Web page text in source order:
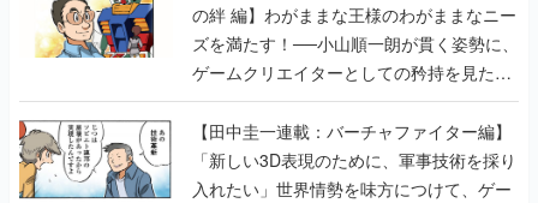
の絆 編】わがままな王様のわがままなニー
ズを満たす！──小山順一朗が貫く姿勢に、
ゲームクリエイターとしての矜持を見た
【若ゲのいたり最終回】
【田中圭一連載：バーチャファイター編】
「新しい3D表現のために、軍事技術を採り
入れたい」世界情勢を味方につけて、ゲー